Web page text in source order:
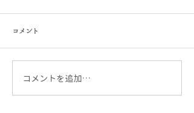
コメント
コメントを追加…